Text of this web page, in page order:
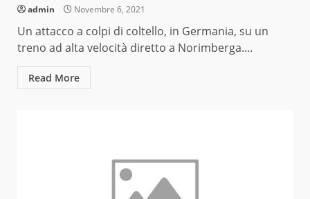
admin Novembre 6, 2021
Un attacco a colpi di coltello, in Germania, su un
treno ad alta velocità diretto a Norimberga....
Read More